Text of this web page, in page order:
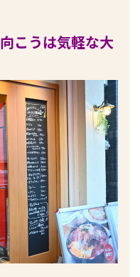
こうは気軽な大